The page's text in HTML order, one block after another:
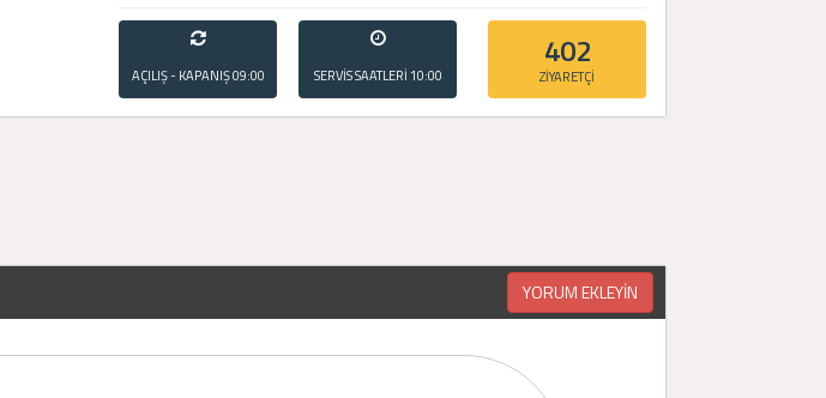
AÇILIŞ - KAPANIŞ09:00
- 21:00
SERVİS SAATLERİ 10:00
- 20:00
402
ZİYARETÇİ
YORUM EKLEYİN